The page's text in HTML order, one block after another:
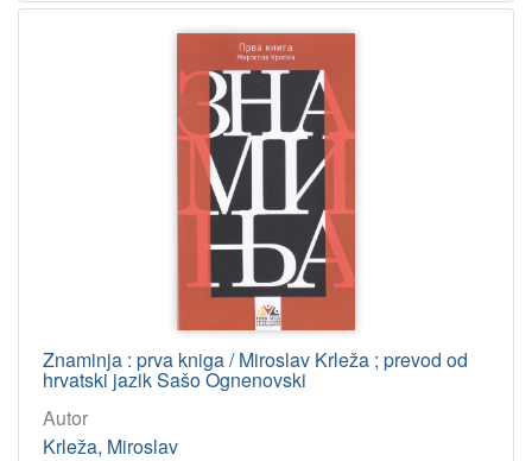
Znaminja : prva kniga / Miroslav Krleža ; prevod od
hrvatski jazik Sašo Ognenovski
Autor
Krleža, Miroslav